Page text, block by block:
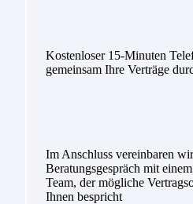
Kostenloser 15-Minuten
gemeinsam Ihre Verträge
Im Anschluss vereinbaren
Beratungsgespräch mit
Team, der mögliche
Ihnen bespricht